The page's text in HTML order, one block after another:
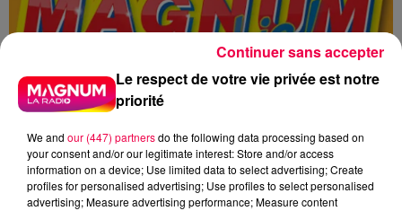
Le respect de votre vie privée est notre
priorité
We and our (447) partnersdo the following data processing based on
your consent and/or our legitimate interest: Store and/or access
information on a device; Use limited data to select advertising; Create
profiles for personalised advertising; Use profiles to select personalised
advertising; Measure advertising performance; Measure content
Continuer sans accepter